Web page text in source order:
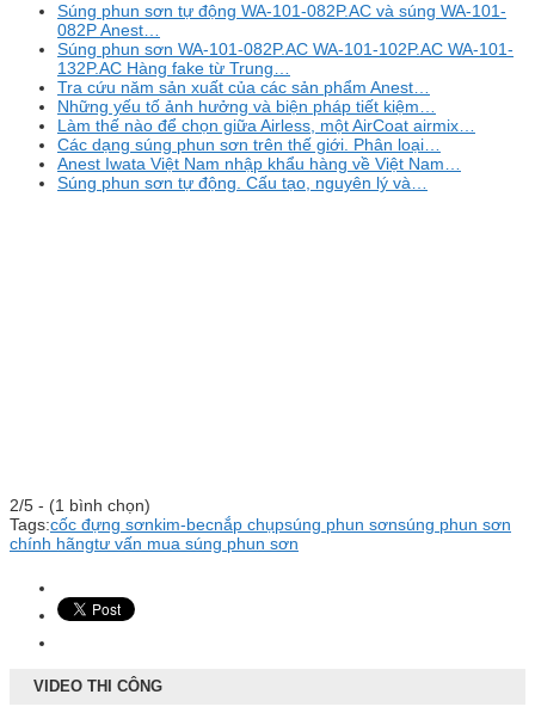
Súng phun sơn tự động WA-101-082P.AC và súng WA-101-
082P Anest…
Súng phun sơn WA-101-082P.AC WA-101-102P.AC WA-101-
132P.AC Hàng fake từ Trung…
Tra cứu năm sản xuất của các sản phẩm Anest…
Những yếu tố ảnh hưởng và biện pháp tiết kiệm…
Làm thế nào để chọn giữa Airless, một AirCoat airmix…
Các dạng súng phun sơn trên thế giới. Phân loại…
Anest Iwata Việt Nam nhập khẩu hàng về Việt Nam…
Súng phun sơn tự động. Cấu tạo, nguyên lý và…
2/5 - (1 bình chọn)
Tags:cốc đựng sơnkim-becnắp chụpsúng phun sơnsúng phun sơn
chính hãngtư vấn mua súng phun sơn
VIDEO THI CÔNG